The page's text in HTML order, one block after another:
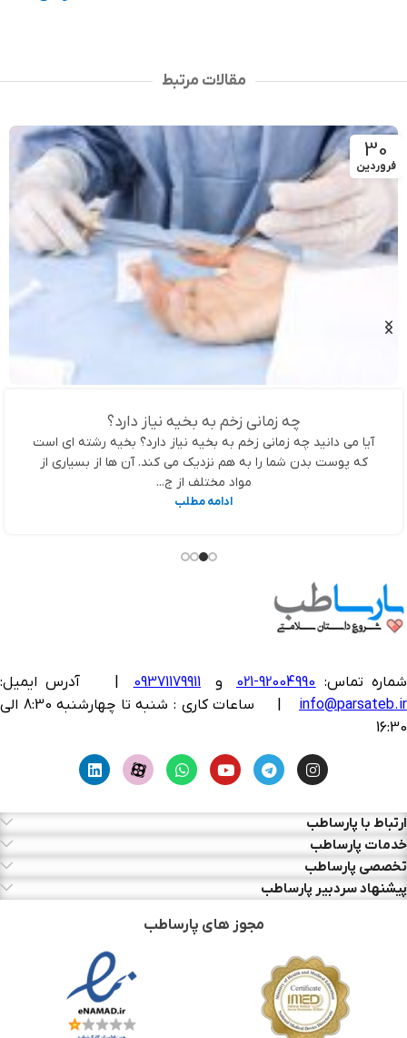
مقالات مرتبط
30
فروردین
چه زمانی زخم به بخیه نیاز دارد؟
آیا می دانید چه زمانی زخم به بخیه نیاز دارد؟ بخیه رشته ای است
که پوست بدن شما را به هم نزدیک می کند. آن ها از بسیاری از
مواد مختلف از ج...
ادامه مطلب
شماره تماس: 92004990-021 و 09371179911
آدرس ایمیل:
info@parsateb.ir
| ساعات کاری : شنبه تا چهارشنبه 8:30 الی
16:30
ارتباط با پارساطب
خدمات پارساطب
تخصصی پارساطب
پیشنهاد سردبیر پارساطب
مجوز های پارساطب